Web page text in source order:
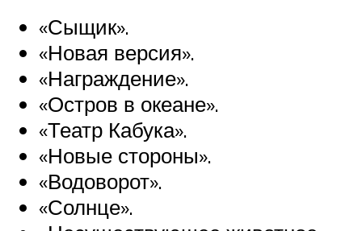
«Сыщик».
«Новая версия».
«Награждение».
«Остров в океане».
«Театр Кабука».
«Новые стороны».
«Водоворот».
«Солнце».